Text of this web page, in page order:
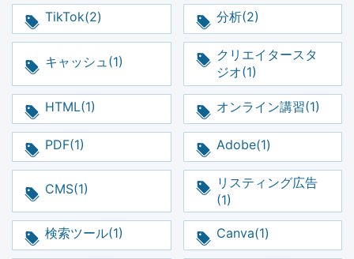
TikTok(2) 分析(2)
キャッシュ(1)
クリエイタースタ
ジオ(1)
HTML(1) オンライン講習(1)
PDF(1) Adobe(1)
CMS(1)
リスティング広告
(1)
検索ツール(1) Canva(1)